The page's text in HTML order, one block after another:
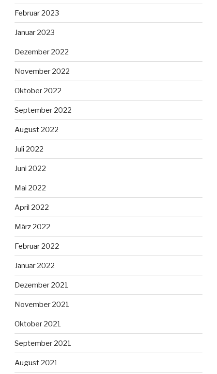
Februar 2023
Januar 2023
Dezember 2022
November 2022
Oktober 2022
September 2022
August 2022
Juli 2022
Juni 2022
Mai 2022
April 2022
März 2022
Februar 2022
Januar 2022
Dezember 2021
November 2021
Oktober 2021
September 2021
August 2021